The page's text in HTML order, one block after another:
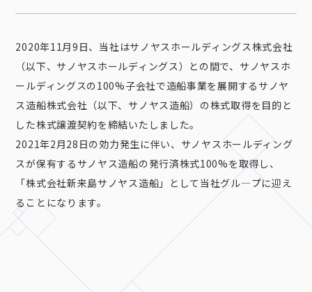
2020年11月9日、当社はサノヤスホールディングス株式会社
（以下、サノヤスホールディングス）との間で、サノヤスホ
ールディングスの100%子会社で造船事業を展開するサノヤ
ス造船株式会社（以下、サノヤス造船）の株式取得を目的と
した株式譲渡契約を締結いたしました。
2021年2月28日の効力発生に伴い、サノヤスホールディング
スが保有するサノヤス造船の発行済株式100%を取得し、
「株式会社新来島サノヤス造船」として当社グル―プに迎え
ることになります。